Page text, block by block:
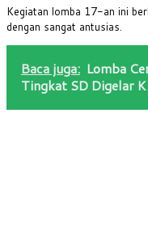
Kegiatan lomba 17-an ini
dengan sangat antusias.
Baca juga: Lomba
Tingkat SD Digelar